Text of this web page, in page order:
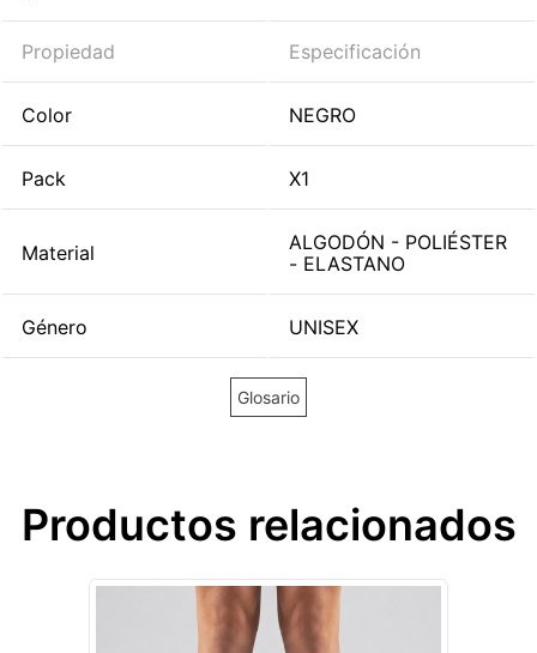
Propiedad Especificación
Color NEGRO
Pack X1
Material
ALGODÓN - POLIÉSTER
- ELASTANO
Género UNISEX
Glosario
Productos relacionados